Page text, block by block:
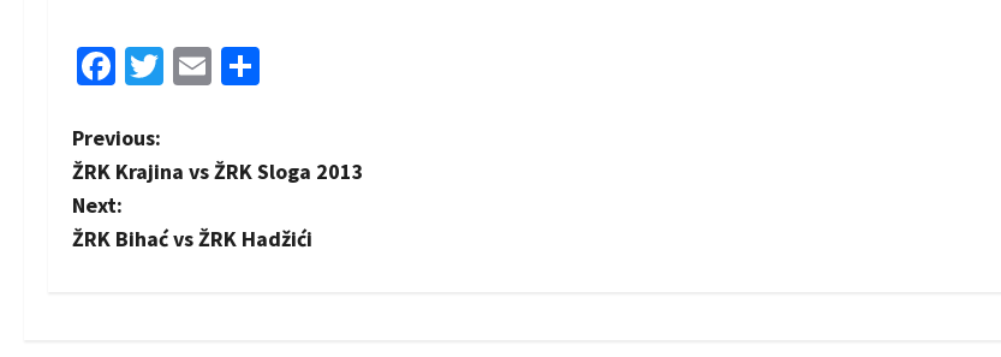
Facebook
Twitter
Email
P
o
s
Previous:
ŽRK Krajina vs ŽRK Sloga 2013
Next:
ŽRK Bihać vs ŽRK Hadžići